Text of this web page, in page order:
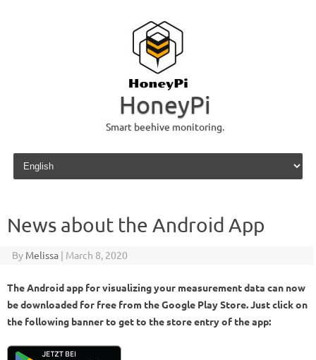
HoneyPi
Smart beehive monitoring.
Skip to content
News about the Android App
By Melissa | March 8, 2020
The Android app for visualizing your measurement data can now
be downloaded for free from the Google Play Store. Just click on
the following banner to get to the store entry of the app: